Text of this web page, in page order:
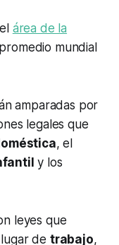
área de la
mundial
amparadas por
legales que
, el
y los
leyes que
de trabajo,